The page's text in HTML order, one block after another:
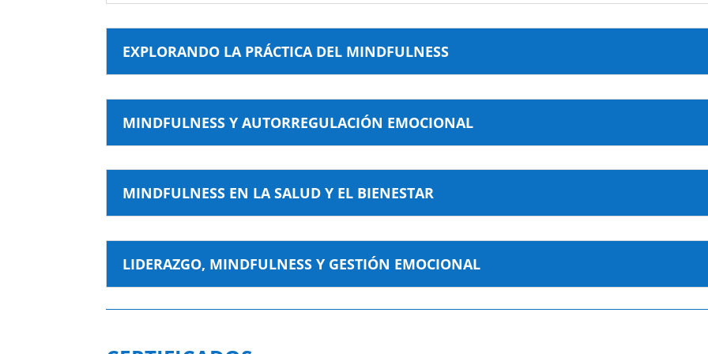
EXPLORANDO LA PRÁCTICA DEL MINDFULNESS
MINDFULNESS Y AUTORREGULACIÓN EMOCIONAL
MINDFULNESS EN LA SALUD Y EL BIENESTAR
LIDERAZGO, MINDFULNESS Y GESTIÓN EMOCIONAL